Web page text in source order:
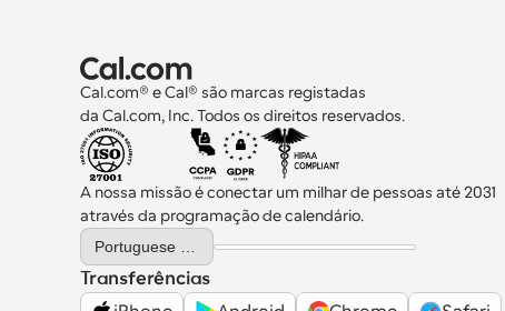
Cal.com® e Cal® são marcas registadas
da Cal.com, Inc. Todos os direitos reservados.
A nossa missão é conectar um milhar de pessoas até 2031
através da programação de calendário.
Select Language
Transferências